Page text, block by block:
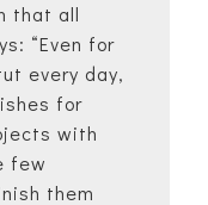
that all
“Even for
every day,
for
with
few
them